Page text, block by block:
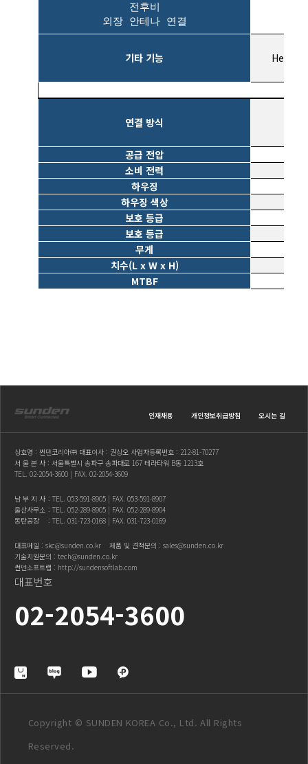
전후비
외장 안테나 연결
기타 기능
연결 방식
공급 전압
소비 전력
하우징
하우징 색상
보호 등급
보호 등급
무게
치수(L x W x H)
MTBF
인재채용 개인정보취급방침 오시는 길
상호명 : 썬덴코리아㈜ 대표이사 : 권상오 사업자등록번호 : 212-81-70277
서 울 본 사 : 서울특별시 송파구 송파대로 167 테라타워 B동 1213호
TEL. 02-2054-3600 | FAX. 02-2054-3609
남 부 지 사 : TEL. 053-591-8905 | FAX. 053-591-8907
울산사무소 : TEL. 052-289-8905 | FAX. 052-289-8904
동탄공장
: TEL. 031-723-0168 | FAX. 031-723-0169
대표메일 : skc@sunden.co.kr 제품 및 견적문의 : sales@sunden.co.kr
기술지원문의 : tech@sunden.co.kr
썬덴소프트랩 : http://sundensoftlab.com
대표번호
02-2054-3600
Copyright © SUNDEN KOREA Co., Ltd. All Rights
Reserved.